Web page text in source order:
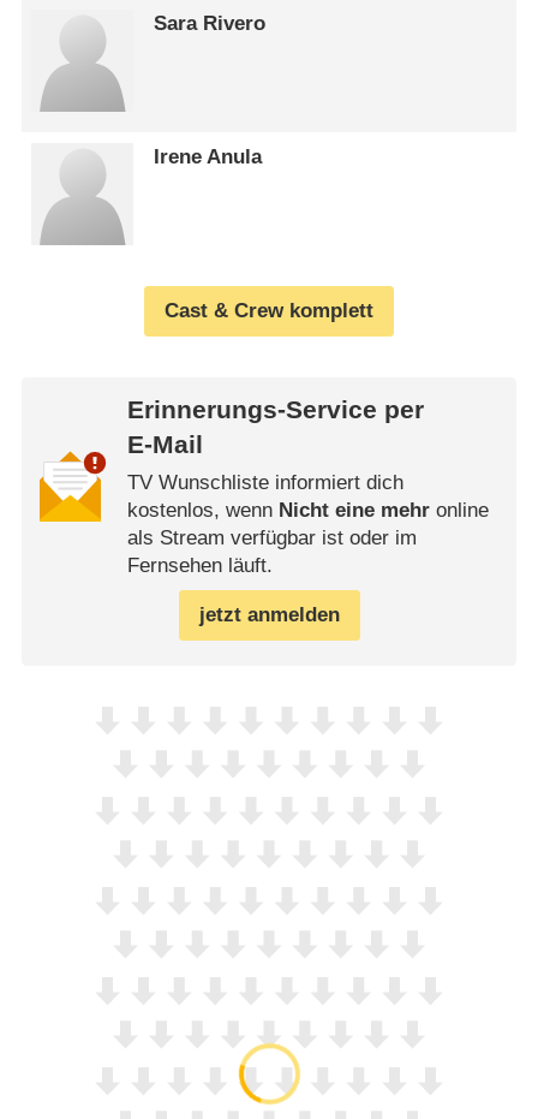
Sara Rivero
Irene Anula
Cast & Crew komplett
Erinnerungs-Service per
E-Mail
TV Wunschliste informiert dich
kostenlos, wenn Nicht eine mehronline
als Stream verfügbar ist oder im
Fernsehen läuft.
jetzt anmelden